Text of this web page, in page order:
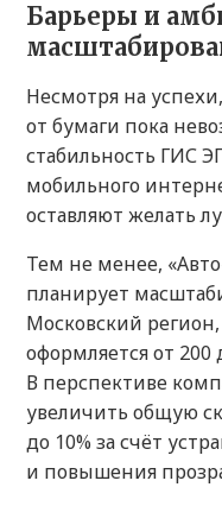
Барьеры и
Несмотря на
от бумаги пока
стабильность ГИС
мобильного
оставляют желать
Тем не менее,
планирует
Московский
оформляется от 200
В перспективе
увеличить общую
до 10% за счёт
и повышения